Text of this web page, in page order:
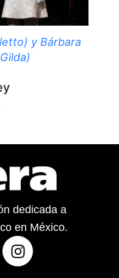
y Bárbara
dedicada a
en México.
I
n